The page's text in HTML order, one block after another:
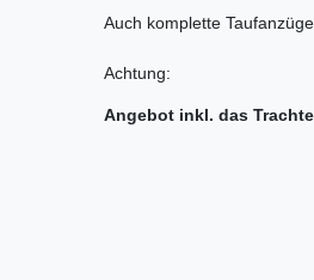
Auch komplette
Achtung:
Angebot inkl. das